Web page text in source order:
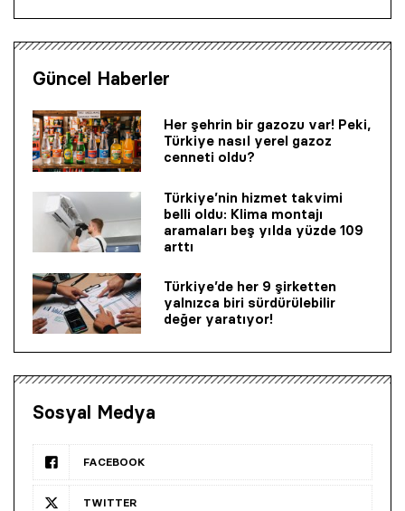
Güncel Haberler
Her şehrin bir gazozu var! Peki,
Türkiye nasıl yerel gazoz
cenneti oldu?
Türkiye’nin hizmet takvimi
belli oldu: Klima montajı
aramaları beş yılda yüzde 109
arttı
Türkiye’de her 9 şirketten
yalnızca biri sürdürülebilir
değer yaratıyor!
Sosyal Medya
FACEBOOK
TWITTER